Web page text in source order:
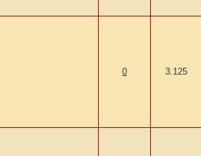
0 3.125